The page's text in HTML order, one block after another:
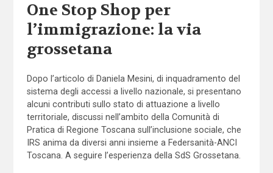
One Stop Shop per
l’immigrazione: la via
grossetana
Dopo l’articolo di Daniela Mesini, di inquadramento del
sistema degli accessi a livello nazionale, si presentano
alcuni contributi sullo stato di attuazione a livello
territoriale, discussi nell’ambito della Comunità di
Pratica di Regione Toscana sull’inclusione sociale, che
IRS anima da diversi anni insieme a Federsanità-ANCI
Toscana. A seguire l’esperienza della SdS Grossetana.